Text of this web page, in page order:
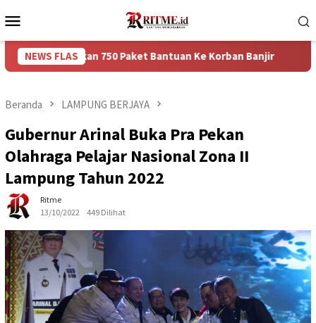
ke
Mobile
NEWS FLAS
750 Paket Bantuan Ke Korban Banjir Puncak
Beranda LAMPUNG BERJAYA
Gubernur Arinal Buka Pra Pekan
Olahraga Pelajar Nasional Zona II
Lampung Tahun 2022
Ritme
13/10/2022
449 Dilihat